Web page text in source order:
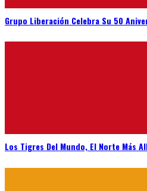
Grupo Liberación Celebra Su 50
Los Tigres Del Mundo, El Norte Más